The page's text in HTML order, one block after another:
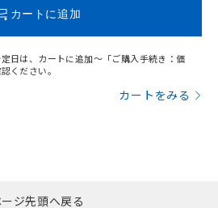
カートに追加
日は、カートに追加～「ご購入手続き：価
ください。
カートをみる
ジ先頭へ戻る